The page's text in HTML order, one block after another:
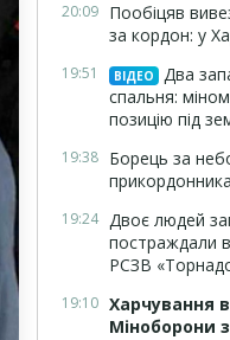
20:09 Пообіцяв
за кордон: у
19:51 ВІДЕО
Два
спальня:
позицію під
19:38 Борець за небо
19:24 Двоє людей
постраждали
РСЗВ
19:10 Харчування
Міноборони